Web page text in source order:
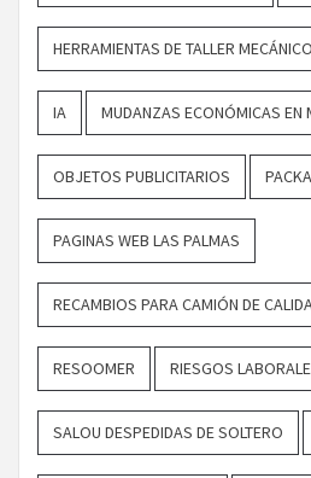
HERRAMIENTAS DE TALLER MECÁNICO
IA MUDANZAS ECONÓMICAS EN
OBJETOS PUBLICITARIOS
PAGINAS WEB LAS PALMAS
RECAMBIOS PARA CAMIÓN DE
RESOOMER RIESGOS
SALOU DESPEDIDAS DE SOLTERO